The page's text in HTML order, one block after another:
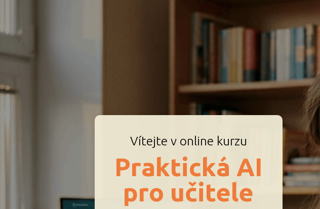
Vítejte v online kurzu
Praktická AI
pro učitele